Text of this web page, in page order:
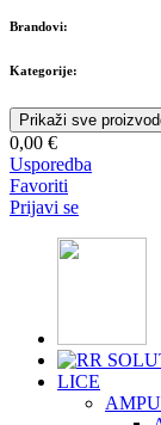
Brandovi:
Kategorije:
Prikaži sve
0,00 €
Usporedba
Favoriti
Prijavi se
LICE